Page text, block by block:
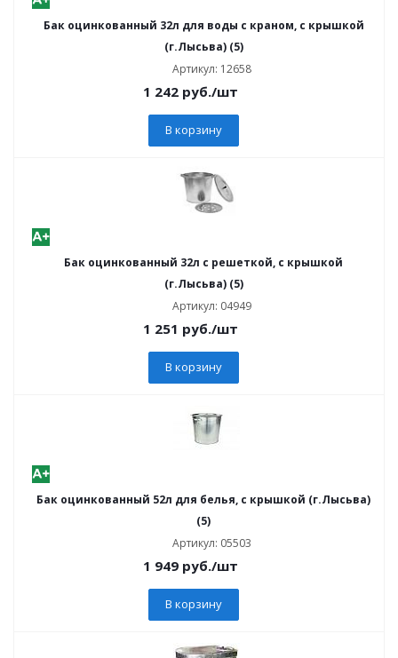
Бак оцинкованный 32л для воды с краном, с крышкой
(г.Лысьва) (5)
Артикул: 12658
1 242руб./шт
В корзину
Бак оцинкованный 32л с решеткой, с крышкой
(г.Лысьва) (5)
Артикул: 04949
1 251 руб./шт
В корзину
Бак оцинкованный 52л для белья, с крышкой (г.Лысьва)
(5)
Артикул: 05503
1 949руб./шт
В корзину